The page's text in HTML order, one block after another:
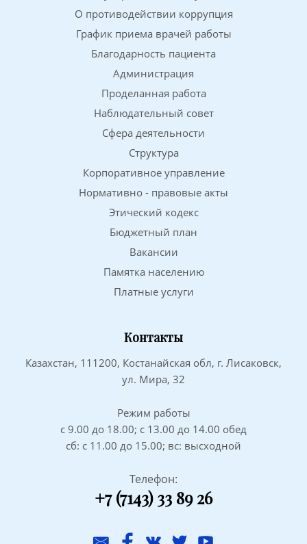
О противодействии коррупция
График приема врачей работы
Благодарность пациента
Администрация
Проделанная работа
Наблюдательный совет
Сфера деятельности
Структура
Корпоративное управление
Нормативно - правовые акты
Этический кодекс
Бюджетный план
Вакансии
Памятка населению
Платные услуги
Контакты
Казахстан, 111200, Костанайская обл, г. Лисаковск,
ул. Мира, 32
Режим работы
с 9.00 до 18.00; с 13.00 до 14.00 обед
сб: с 11.00 до 15.00; вс: высходной
Телефон:
+7 (7143) 33 89 26